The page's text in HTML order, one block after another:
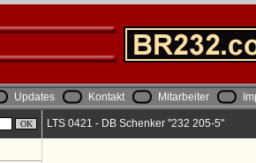
Updates Kontakt Mitarbeiter
LTS 0421 - DB Schenker "232 205-5"